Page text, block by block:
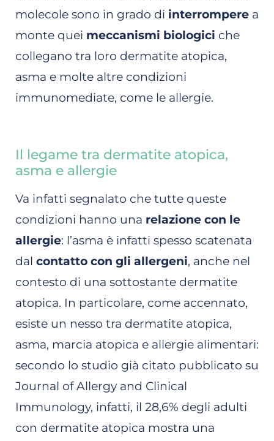
molecole sono in grado di interrompere a
monte quei meccanismi biologici che
collegano tra loro dermatite atopica,
asma e molte altre condizioni
immunomediate, come le allergie.
Il legame tra dermatite atopica,
asma e allergie
Va infatti segnalato che tutte queste
condizioni hanno una relazione con le
allergie: l’asma è infatti spesso scatenata
dal contatto con gli allergeni, anche nel
contesto di una sottostante dermatite
atopica. In particolare, come accennato,
esiste un nesso tra dermatite atopica,
asma, marcia atopica e allergie alimentari:
secondo lo studio già citato pubblicato su
Journal of Allergy and Clinical
Immunology, infatti, il 28,6% degli adulti
con dermatite atopica mostra una